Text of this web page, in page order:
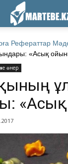
Рефераттар
«Асық
өнер